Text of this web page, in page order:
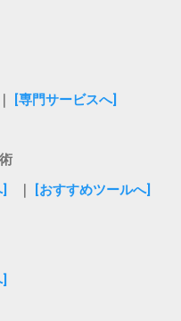
[専門サービスへ]
[おすすめツールへ]